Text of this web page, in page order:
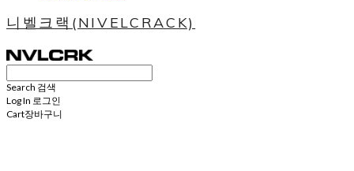
니벨크랙(NIVELCRACK)
Search 검색
Log In 로그인
Cart장바구니